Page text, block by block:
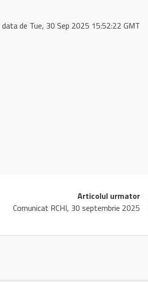
de Tue, 30 Sep 2025 15:52:22 GMT
Articolul urmator
Comunicat RCHI, 30 septembrie 2025